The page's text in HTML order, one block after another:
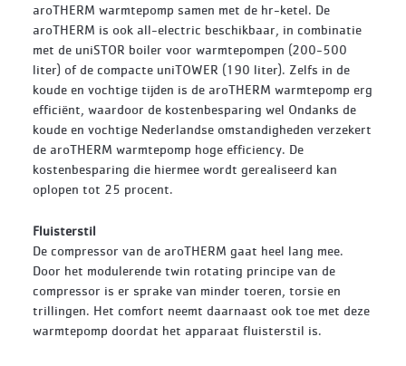
aroTHERM warmtepomp samen met de hr-ketel. De
aroTHERM is ook all-electric beschikbaar, in combinatie
met de uniSTOR boiler voor warmtepompen (200-500
liter) of de compacte uniTOWER (190 liter). Zelfs in de
koude en vochtige tijden is de aroTHERM warmtepomp erg
efficiënt, waardoor de kostenbesparing wel Ondanks de
koude en vochtige Nederlandse omstandigheden verzekert
de aroTHERM warmtepomp hoge efficiency. De
kostenbesparing die hiermee wordt gerealiseerd kan
oplopen tot 25 procent.
Fluisterstil
De compressor van de aroTHERM gaat heel lang mee.
Door het modulerende twin rotating principe van de
compressor is er sprake van minder toeren, torsie en
trillingen. Het comfort neemt daarnaast ook toe met deze
warmtepomp doordat het apparaat fluisterstil is.